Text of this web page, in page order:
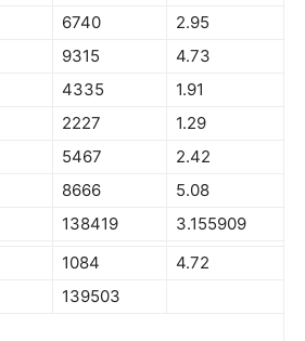
6740
2.95
9315
4.73
4335
1.91
2227
1.29
5467
2.42
8666
5.08
138419
3.155909
1084
4.72
139503